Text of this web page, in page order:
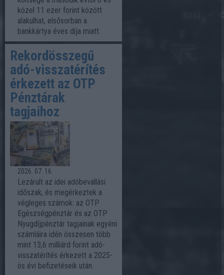
közel 11 ezer forint között
alakulhat, elsősorban a
bankkártya éves díja miatt.
Rekordösszegű
adó-visszatérítés
érkezett az OTP
Pénztárak
tagjaihoz
2026. 07. 16.
Lezárult az idei adóbevallási
időszak, és megérkeztek a
végleges számok: az OTP
Egészségpénztár és az OTP
Nyugdíjpénztár tagjainak egyéni
számláira idén összesen több
mint 13,6 milliárd forint adó-
visszatérítés érkezett a 2025-
ös évi befizetéseik után.